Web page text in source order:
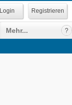
Registrieren
Mehr...